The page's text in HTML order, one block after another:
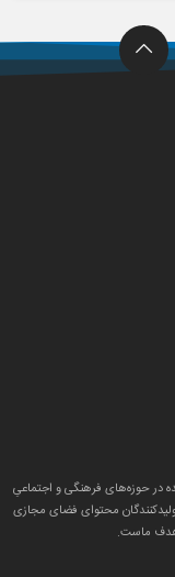
در حوزه‌های فرهنگی و اجتماعیِ
محتوای فضای مجازی
هدف ماست.